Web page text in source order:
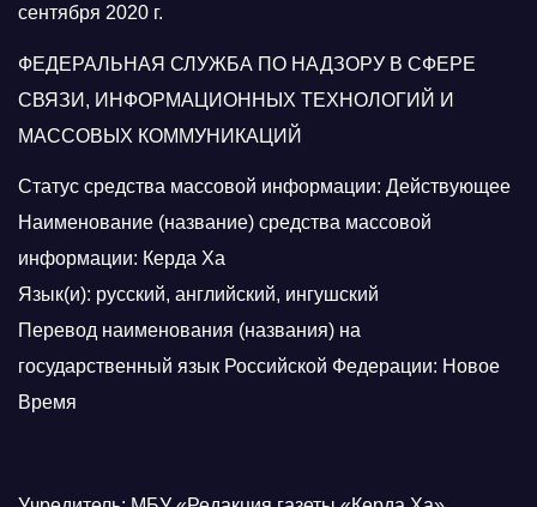
сентября 2020 г.
ФЕДЕРАЛЬНАЯ СЛУЖБА ПО НАДЗОРУ В СФЕРЕ
СВЯЗИ, ИНФОРМАЦИОННЫХ ТЕХНОЛОГИЙ И
МАССОВЫХ КОММУНИКАЦИЙ
Статус средства массовой информации: Действующее
Наименование (название) средства массовой
информации: Керда Ха
Язык(и): русский, английский, ингушский
Перевод наименования (названия) на
государственный язык Российской Федерации: Новое
Время